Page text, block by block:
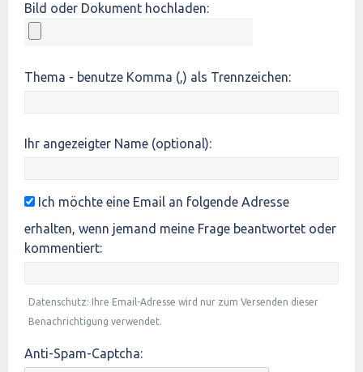
Bild oder Dokument hochladen:
Thema - benutze Komma (,) als Trennzeichen:
Ihr angezeigter Name (optional):
Ich möchte eine Email an folgende Adresse
erhalten, wenn jemand meine Frage beantwortet oder
kommentiert:
Datenschutz: Ihre Email-Adresse wird nur zum Versenden dieser
Benachrichtigung verwendet.
Anti-Spam-Captcha: